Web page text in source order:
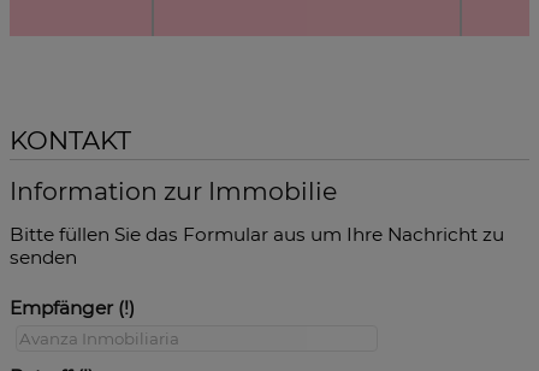
KONTAKT
Information zur Immobilie
Bitte füllen Sie das Formular aus um Ihre Nachricht zu
senden
Empfänger